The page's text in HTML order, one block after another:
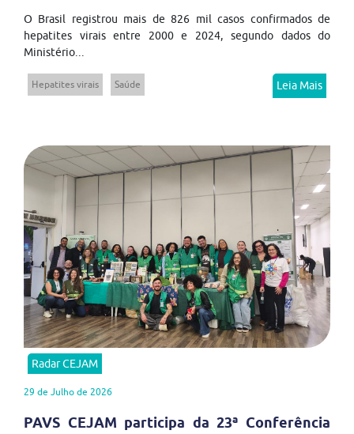
O Brasil registrou mais de 826 mil casos confirmados de
hepatites virais entre 2000 e 2024, segundo dados do
Ministério...
Hepatites virais Saúde Leia Mais
Radar CEJAM
29 de Julho de 2026
PAVS CEJAM participa da 23ª Conferência